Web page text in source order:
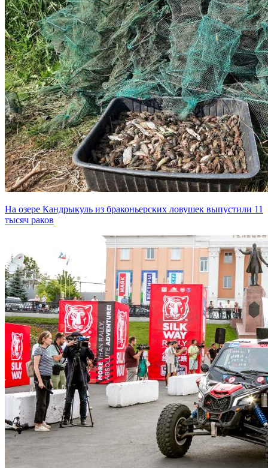
На озере Кандрыкуль из браконьерских ловушек выпустили 11
тысяч раков